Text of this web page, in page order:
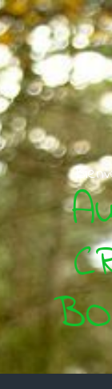
Skip to main